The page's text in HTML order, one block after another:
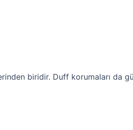
biridir. Duff korumaları da